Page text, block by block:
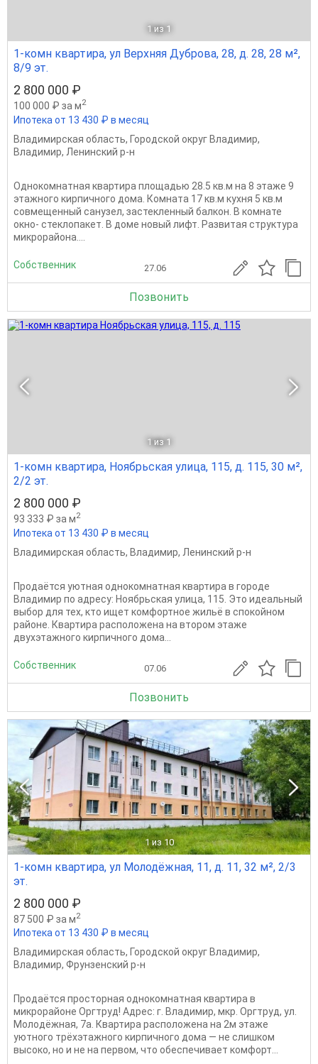
1 из 1
1-комн квартира, ул Верхняя Дуброва, 28, д. 28, 28 м²,
8/9 эт.
2 800 000 ₽
100 000 ₽ за м2
Ипотека от 13 430 ₽ в месяц
Владимирская область, Городской округ Владимир,
Владимир, Ленинский р-н
Однокомнатная квартира площадью 28.5 кв.м на 8 этаже 9
этажного кирпичного дома. Комната 17 кв.м кухня 5 кв.м
совмещенный санузел, застекленный балкон. В комнате
окно- стеклопакет. В доме новый лифт. Развитая структура
микрорайона....
Собственник 27.06
Позвонить
1 из 1
1-комн квартира, Ноябрьская улица, 115, д. 115, 30 м²,
2/2 эт.
2 800 000 ₽
93 333 ₽ за м2
Ипотека от 13 430 ₽ в месяц
Владимирская область, Владимир, Ленинский р-н
Продаётся уютная однокомнатная квартира в городе
Владимир по адресу: Ноябрьская улица, 115. Это идеальный
выбор для тех, кто ищет комфортное жильё в спокойном
районе. Квартира расположена на втором этаже
двухэтажного кирпичного дома...
Собственник 07.06
Позвонить
1 из 10
1-комн квартира, ул Молодёжная, 11, д. 11, 32 м², 2/3
эт.
2 800 000 ₽
87 500 ₽ за м2
Ипотека от 13 430 ₽ в месяц
Владимирская область, Городской округ Владимир,
Владимир, Фрунзенский р-н
Продаётся просторная однокомнатная квартира в
микрорайоне Оргтруд! Адрес: г. Владимир, мкр. Оргтруд, ул.
Молодёжная, 7а. Квартира расположена на 2м этаже
уютного трёхэтажного кирпичного дома — не слишком
высоко, но и не на первом, что обеспечивает комфорт...